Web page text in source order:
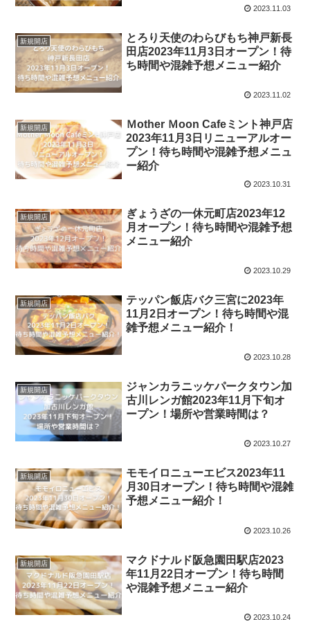
2023.11.03
新規開店
とろり天使のわらびもち神戸新長
田店2023年11月3日オープン！待
ち時間や混雑予想メニュー紹介
2023.11.02
新規開店
Ｍother Ｍoon Cafeミント神戸店
2023年11月3日リニューアルオー
プン！待ち時間や混雑予想メニュ
ー紹介
2023.10.31
新規開店
ぎょうざの一休元町店2023年12
月オープン！待ち時間や混雑予想
メニュー紹介
2023.10.29
新規開店
テッパン飯店バク三宮に2023年
11月2日オープン！待ち時間や混
雑予想メニュー紹介！
2023.10.28
新規開店
ジャンカラニッケパークタウン加
古川レンガ館2023年11月下旬オ
ープン！場所や営業時間は？
2023.10.27
新規開店
モモイロニューエビス2023年11
月30日オープン！待ち時間や混雑
予想メニュー紹介！
2023.10.26
新規開店
マクドナルド阪急園田駅店2023
年11月22日オープン！待ち時間
や混雑予想メニュー紹介
2023.10.24